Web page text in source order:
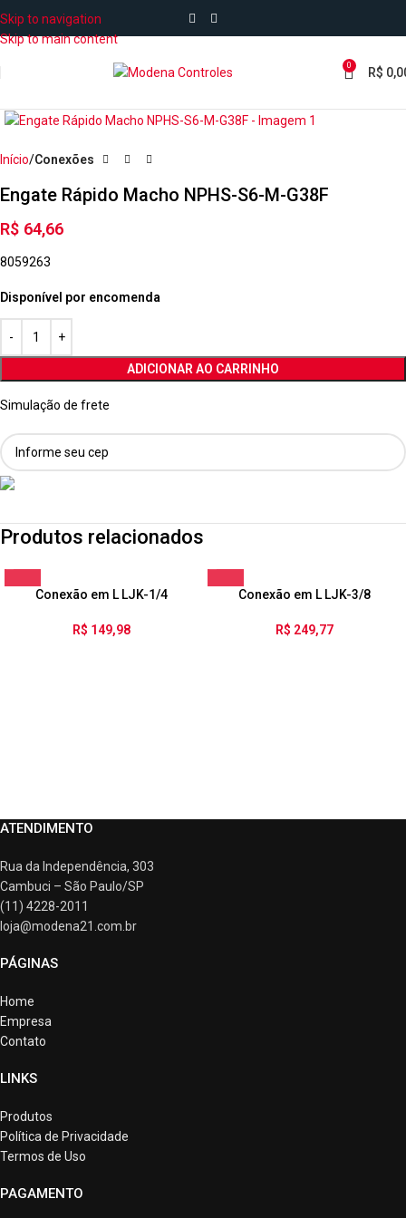
Skip to navigation
Skip to main content
0 R$
Início Conexões
Engate Rápido Macho NPHS-S6-M-G38F
R$ 64,66
8059263
Disponível por encomenda
ADICIONAR AO CARRINHO
Simulação de frete
Produtos relacionados
Conexão em L LJK-1/4
R$ 149,98
Conexão em L LJK-3/8
R$ 249,77
ATENDIMENTO
Rua da Independência, 303
Cambuci – São Paulo/SP
(11) 4228-2011
loja@modena21.com.br
PÁGINAS
Home
Empresa
Contato
LINKS
Produtos
Política de Privacidade
Termos de Uso
PAGAMENTO